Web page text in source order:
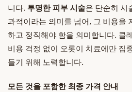
니다. 투명한 피부 시술은 단순히 시
과적이라는 의미를 넘어, 그 비용을
하고 정직해야 함을 의미합니다. 클
비용 걱정 없이 오롯이 치료에만 집
들기 위해 노력합니다.
모든 것을 포함한 최종 가격 안내